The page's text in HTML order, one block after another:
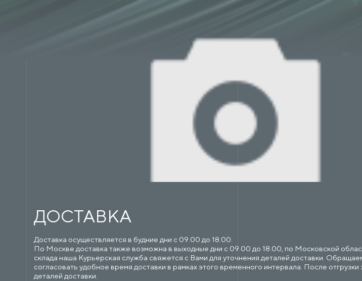
ДОСТАВКА
Доставка осуществляется в будние дни с 09.00 до 18.00.
По Москве доставка также возможна в выходные дни с 09.00 до 18.00, по Московской
склада наша Курьерская служба свяжется с Вами для уточнения деталей доставки.
согласовать удобное время доставки в рамках этого временного интервала. После
деталей доставки.